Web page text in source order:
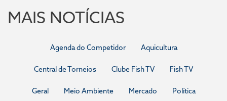
MAIS NOTÍCIAS
Agenda do Competidor Aquicultura
Central de Torneios Clube Fish TV Fish TV
Geral Meio Ambiente Mercado Política